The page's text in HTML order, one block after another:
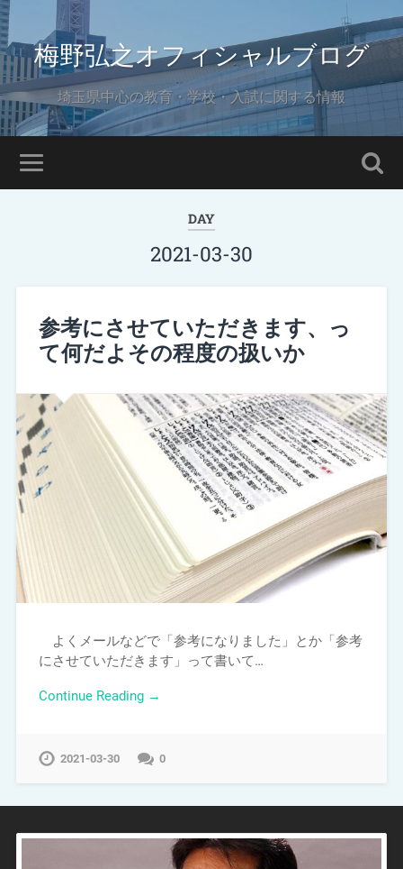
梅野弘之オフィシャルブログ
埼玉県中心の教育・学校・入試に関する情報
DAY
2021-03-30
参考にさせていただきます、っ
て何だよその程度の扱いか
よくメールなどで「参考になりました」とか「参考
にさせていただきます」って書いて…
Continue Reading →
2021-03-30 0